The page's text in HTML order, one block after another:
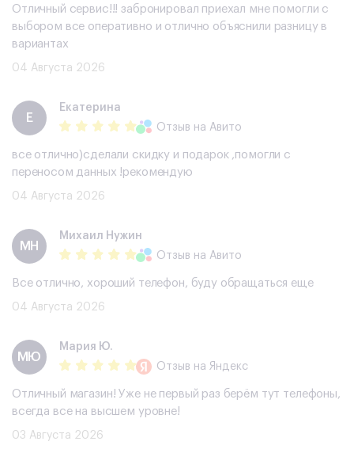
Отличный сервис!!! забронировал приехал мне помогли с
выбором все оперативно и отлично объяснили разницу в
вариантах
04 Августа 2026
Е
Екатерина
Отзыв на Авито
все отлично)сделали скидку и подарок ,помогли с
переносом данных !рекомендую
04 Августа 2026
МН
Михаил Нужин
Отзыв на Авито
Все отлично, хороший телефон, буду обращаться еще
04 Августа 2026
МЮ
Мария Ю.
Отзыв на Яндекс
Отличный магазин! Уже не первый раз берём тут телефоны,
всегда все на высшем уровне!
03 Августа 2026